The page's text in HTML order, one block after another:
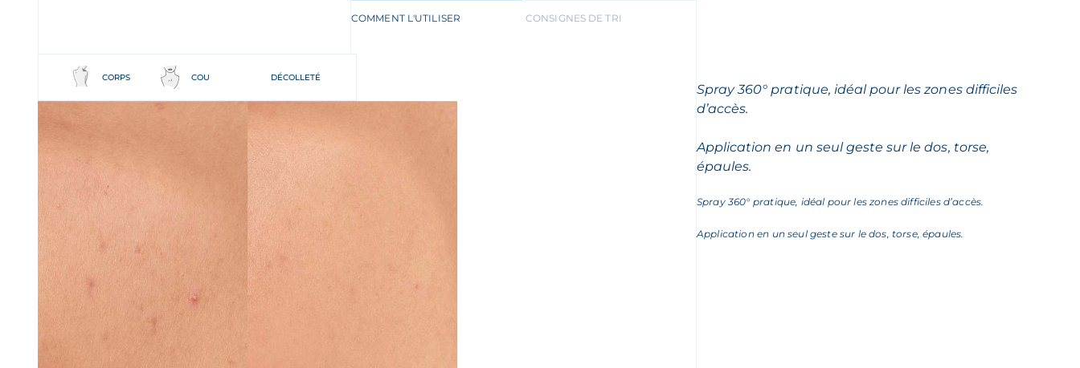
COMMENT L'UTILISER CONSIGNES DE TRI
CORPS COU DÉCOLLETÉ
Spray 360° pratique, idéal pour les zones difficiles
d’accès.
Application en un seul geste sur le dos, torse,
épaules.
Spray 360° pratique, idéal pour les zones difficiles d’accès.
Application en un seul geste sur le dos, torse, épaules.